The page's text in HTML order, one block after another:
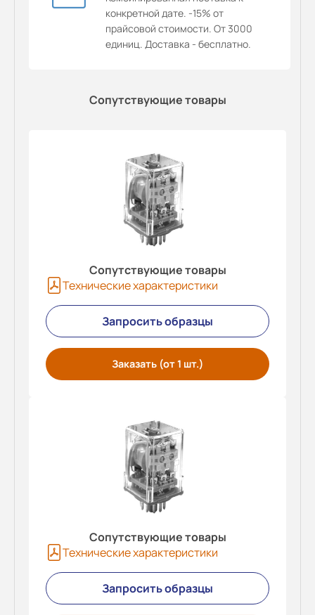
конкретной дате. -15% от
прайсовой стоимости. От 3000
единиц. Доставка - бесплатно.
Сопутствующие товары
Сопутствующие товары
Технические характеристики
Запросить образцы
Заказать (от 1 шт.)
Сопутствующие товары
Технические характеристики
Запросить образцы